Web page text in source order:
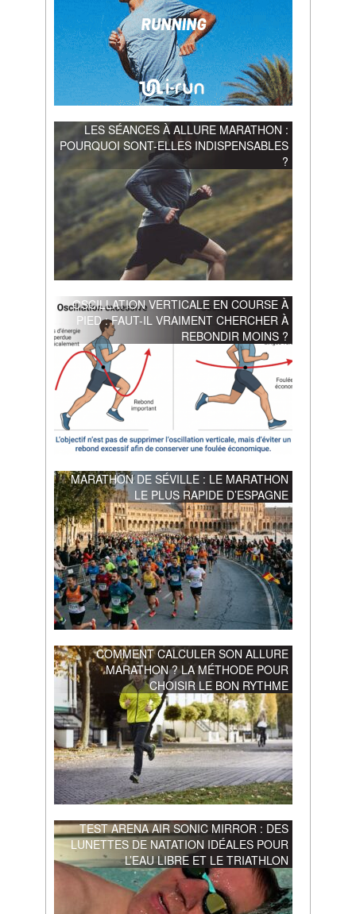
LES SÉANCES À ALLURE MARATHON :
POURQUOI SONT-ELLES INDISPENSABLES
?
OSCILLATION VERTICALE EN COURSE À
PIED : FAUT-IL VRAIMENT CHERCHER À
REBONDIR MOINS ?
MARATHON DE SÉVILLE : LE MARATHON
LE PLUS RAPIDE D’ESPAGNE
COMMENT CALCULER SON ALLURE
MARATHON ? LA MÉTHODE POUR
CHOISIR LE BON RYTHME
TEST ARENA AIR SONIC MIRROR : DES
LUNETTES DE NATATION IDÉALES POUR
L’EAU LIBRE ET LE TRIATHLON